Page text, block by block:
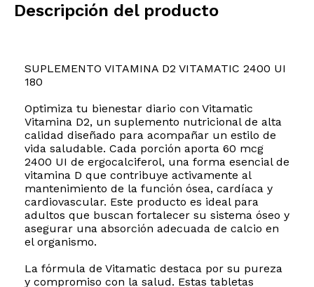
Descripción del producto
SUPLEMENTO VITAMINA D2 VITAMATIC 2400 UI
180
Optimiza tu bienestar diario con Vitamatic
Vitamina D2, un suplemento nutricional de alta
calidad diseñado para acompañar un estilo de
vida saludable. Cada porción aporta 60 mcg
2400 UI de ergocalciferol, una forma esencial de
vitamina D que contribuye activamente al
mantenimiento de la función ósea, cardíaca y
cardiovascular. Este producto es ideal para
adultos que buscan fortalecer su sistema óseo y
asegurar una absorción adecuada de calcio en
el organismo.
La fórmula de Vitamatic destaca por su pureza
y compromiso con la salud. Estas tabletas